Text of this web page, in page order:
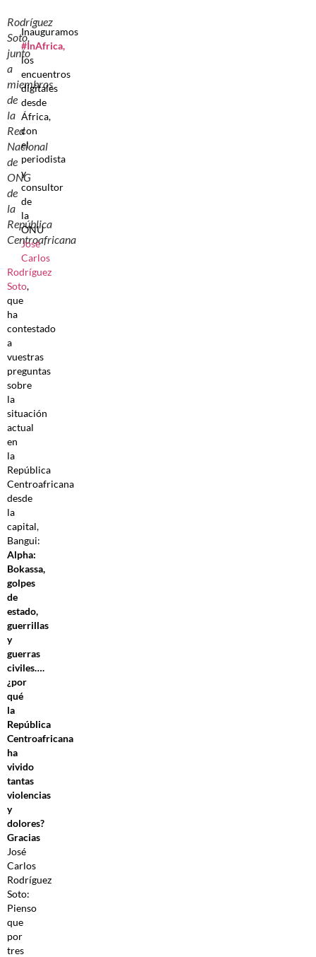
Rodríguez
Soto,
junto
a
miembros
de
la
Red
Nacional
de
ONG
de
la
República
Centroafricana
Inauguramos
#InAfrica,
los
encuentros
digitales
desde
África,
con
el
periodista
y
consultor
de
la
ONU
José
Carlos
Rodríguez
Soto,
que
ha
contestado
a
vuestras
preguntas
sobre
la
situación
actual
en
la
República
Centroafricana
desde
la
capital,
Bangui:
Alpha:
Bokassa,
golpes
de
estado,
guerrillas
y
guerras
civiles….
¿por
qué
la
República
Centroafricana
ha
vivido
tantas
violencias
y
dolores?
Gracias
José
Carlos
Rodríguez
Soto:
Pienso
que
por
tres